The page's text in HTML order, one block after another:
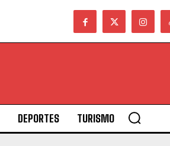
DEPORTES TURISMO